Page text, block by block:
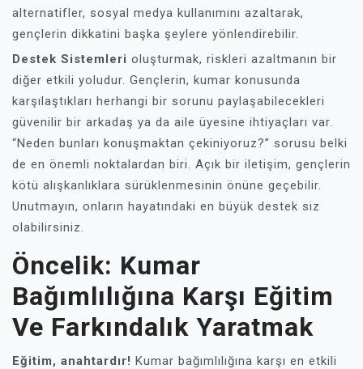
alternatifler, sosyal medya kullanımını azaltarak,
gençlerin dikkatini başka şeylere yönlendirebilir.
Destek Sistemleri oluşturmak, riskleri azaltmanın bir
diğer etkili yoludur. Gençlerin, kumar konusunda
karşılaştıkları herhangi bir sorunu paylaşabilecekleri
güvenilir bir arkadaş ya da aile üyesine ihtiyaçları var.
“Neden bunları konuşmaktan çekiniyoruz?” sorusu belki
de en önemli noktalardan biri. Açık bir iletişim, gençlerin
kötü alışkanlıklara sürüklenmesinin önüne geçebilir.
Unutmayın, onların hayatındaki en büyük destek siz
olabilirsiniz.
Öncelik: Kumar
Bağımlılığına Karşı Eğitim
Ve Farkındalık Yaratmak
Eğitim, anahtardır! Kumar bağımlılığına karşı en etkili